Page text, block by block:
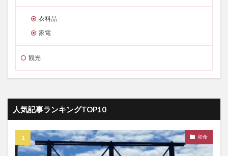
衣料品
家電
観光
人気記事ランキングTOP10
和食